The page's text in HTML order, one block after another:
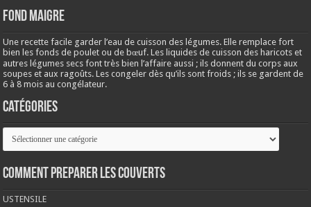
Fond maigre
Une recette facile garder l’eau de cuisson des légumes. Elle remplace fort
bien les fonds de poulet ou de bœuf. Les liquides de cuisson des haricots et
autres légumes secs font très bien l’affaire aussi ; ils donnent du corps aux
soupes et aux ragoûts. Les congeler dès qu’ils sont froids ; ils se gardent de
6 à 8 mois au congélateur.
Catégories
Catégories
COMMENT PREPARER LES COUVERTS
USTENSILE